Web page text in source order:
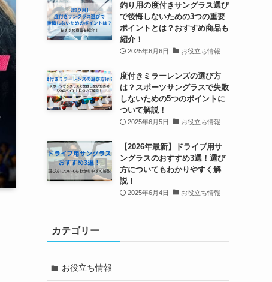
釣り用の度付きサングラス選び
で後悔しないための3つの重要
ポイントとは？おすすめ商品も
紹介！
2025年6月6日 お役立ち情報
度付きミラーレンズの選び方
は？スポーツサングラスで失敗
しないための5つのポイントに
ついて解説！
2025年6月5日 お役立ち情報
【2026年最新】ドライブ用サ
ングラスのおすすめ3選！選び
方についてもわかりやすく解
説！
2025年6月4日 お役立ち情報
カテゴリー
お役立ち情報